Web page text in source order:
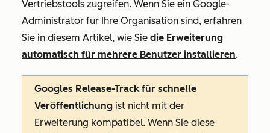
Vertriebstools zugreifen. Wenn Sie ein Google-
Administrator für Ihre Organisation sind, erfahren
Sie in diesem Artikel, wie Sie die Erweiterung
automatisch für mehrere Benutzer installieren.
Googles Release-Track für schnelle
Veröffentlichung ist nicht mit der
Erweiterung kompatibel. Wenn Sie diese